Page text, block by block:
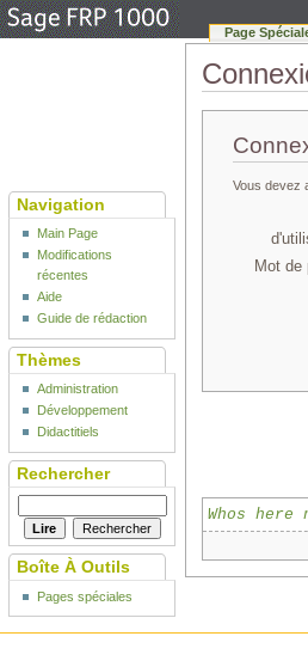
Vous devez
Mot de
Whos here
Page
Navigation
Main Page
Modifications
récentes
Aide
Guide de rédaction
Thèmes
Administration
Développement
Didactitiels
Rechercher
Boîte À Outils
Pages spéciales